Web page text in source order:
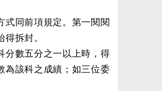
式同前項規定。第一閱閱
拆封。
分數五分之一以上時，得
為該科之成績；如三位委